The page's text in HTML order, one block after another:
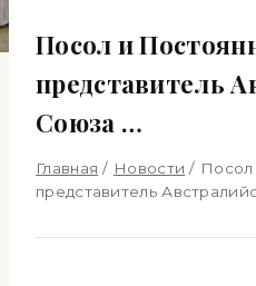
Посол и
представитель
Союза …
Главная / Новости /
представитель